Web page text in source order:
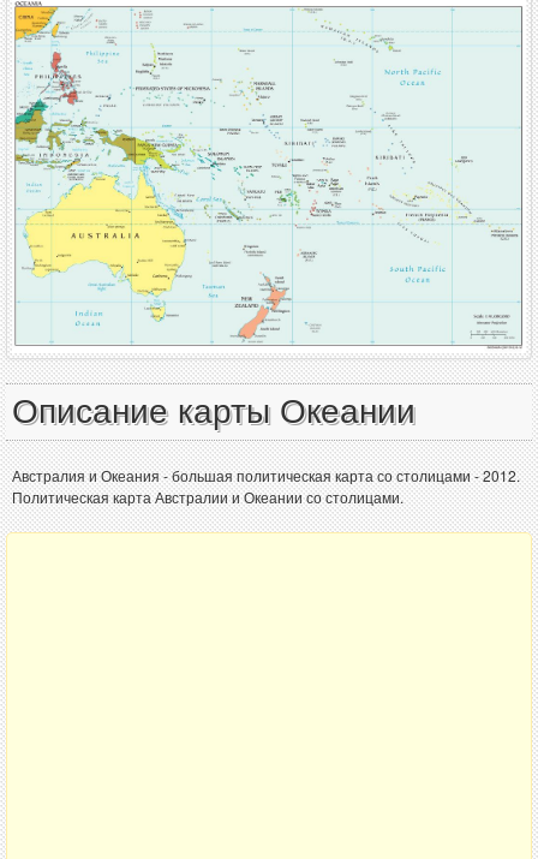
Описание карты Океании
Австралия и Океания - большая политическая карта со столицами - 2012.
Политическая карта Австралии и Океании со столицами.